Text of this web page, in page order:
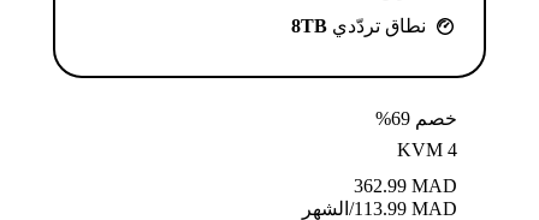
نطاق تردّدي 8TB
خصم 69%
KVM 4
MAD
362.99
MAD
113.99/الشهر